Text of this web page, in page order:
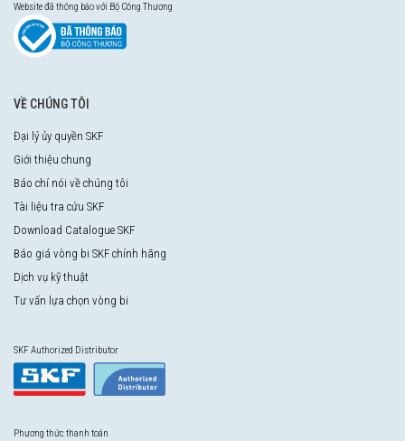
Website đã thông báo với Bộ Công Thương
VỀ CHÚNG TÔI
Đại lý ủy quyền SKF
Giới thiệu chung
Báo chí nói về chúng tôi
Tài liệu tra cứu SKF
Download Catalogue SKF
Báo giá vòng bi SKF chính hãng
Dịch vụ kỹ thuật
Tư vấn lựa chọn vòng bi
SKF Authorized Distributor
Phương thức thanh toán